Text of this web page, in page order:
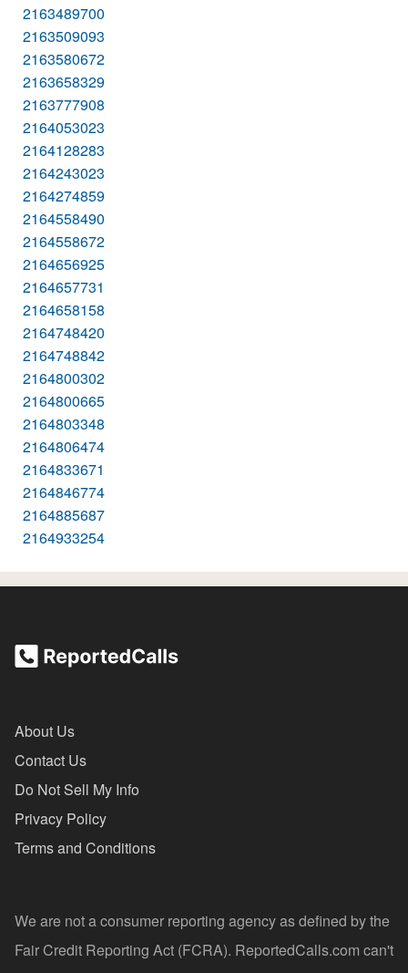
2163489700
2163509093
2163580672
2163658329
2163777908
2164053023
2164128283
2164243023
2164274859
2164558490
2164558672
2164656925
2164657731
2164658158
2164748420
2164748842
2164800302
2164800665
2164803348
2164806474
2164833671
2164846774
2164885687
2164933254
About Us
Contact Us
Do Not Sell My Info
Privacy Policy
Terms and Conditions
We are not a consumer reporting agency as defined by the
Fair Credit Reporting Act (FCRA). ReportedCalls.com can't